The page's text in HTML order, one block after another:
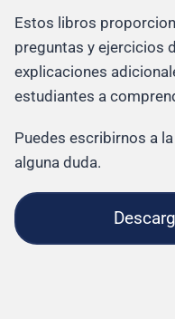
Estos libros
preguntas y ejercicios
explicaciones
estudiantes a
Puedes escribirnos a
alguna duda.